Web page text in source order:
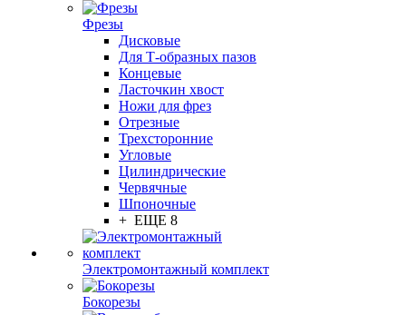
Фрезы
Дисковые
Для Т-образных пазов
Концевые
Ласточкин хвост
Ножи для фрез
Отрезные
Трехсторонние
Угловые
Цилиндрические
Червячные
Шпоночные
+ ЕЩЕ 8
Электромонтажный комплект
Бокорезы